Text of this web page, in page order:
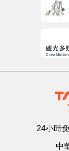
24小時
中